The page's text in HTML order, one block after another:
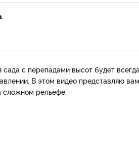
с перепадами высот будет
В этом видео представляю
сложном рельефе.